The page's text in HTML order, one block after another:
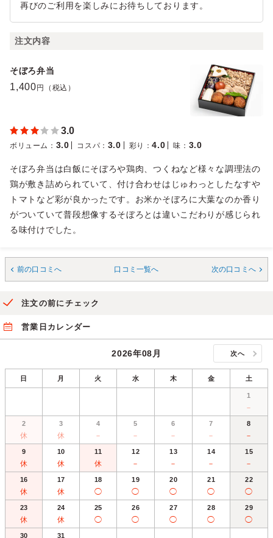
再びのご利用を楽しみにお待ちしております。
注文内容
そぼろ弁当
1,400 円（税込）
3.0
ボリューム ： 3.0 コスパ ： 3.0 彩り ：4.0 味 ： 3.0
そぼろ弁当は白飯にそぼろや鶏肉、つくねなど様々な調理法の
鶏が敷き詰められていて、付け合わせはじゅわっとしたなすや
トマトなど彩が良かったです。お米かそぼろに大葉なのか香り
がついていて普段想像するそぼろとは違いこだわりが感じられ
る味付けでした。
前の口コミへ 口コミ一覧へ 次の口コミへ
注文の前にチェック
営業日カレンダー
2026年08月 次へ
日 月 火 水 木 金 土
1
－
2
休
3
休
4
－
5
－
6
－
7
－
8
－
9
休
10
休
11
休
12
－
13
－
14
－
15
－
16
休
17
休
18
◯
19
◯
20
◯
21
◯
22
◯
23
休
24
休
25
◯
26
◯
27
◯
28
◯
29
◯
30 31